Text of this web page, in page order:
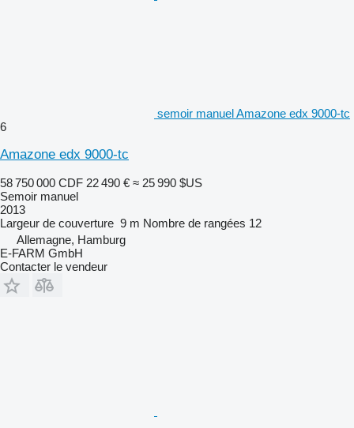
semoir manuel Amazone edx 9000-tc
6
Amazone edx 9000-tc
58 750 000 CDF 22 490 € ≈ 25 990 $US
Semoir manuel
2013
Largeur de couverture 9 m Nombre de rangées 12
Allemagne, Hamburg
E-FARM GmbH
Contacter le vendeur